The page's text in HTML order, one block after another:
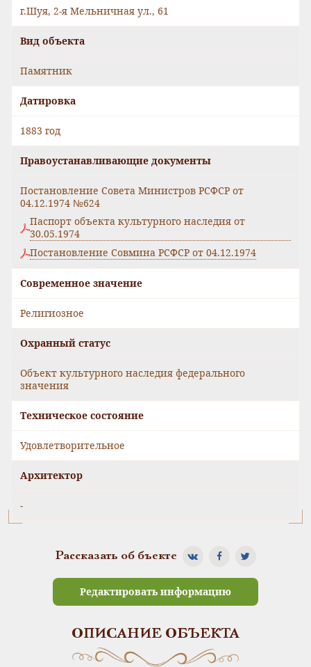
г.Шуя, 2-я Мельничная ул., 61
Вид объекта
Памятник
Датировка
1883 год
Правоустанавливающие документы
Постановление Совета Министров РСФСР от
04.12.1974 №624
Паспорт объекта культурного наследия от
30.05.1974
Постановление Совмина РСФСР от 04.12.1974
Современное значение
Религиозное
Охранный статус
Объект культурного наследия федерального
значения
Техническое состояние
Удовлетворительное
Архитектор
-
Рассказать об бъекте
Редактировать информацию
ОПИСАНИЕ ОБЪЕКТА